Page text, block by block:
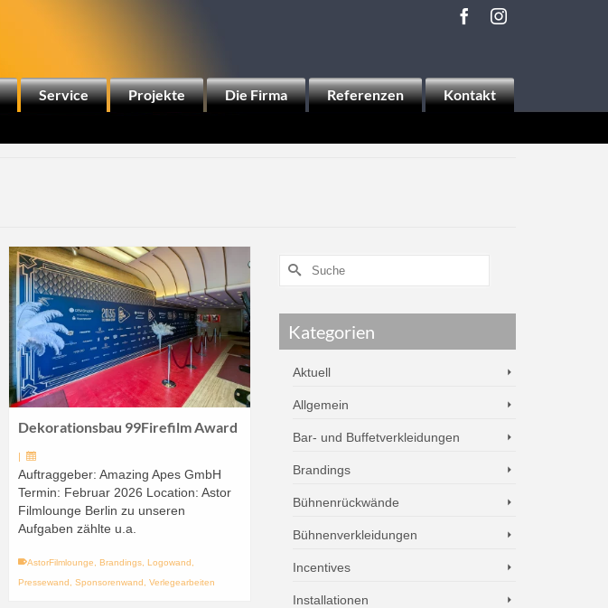
Service Projekte Die Firma Referenzen Kontakt
Dekorationsbau 99Firefilm Award
|
Auftraggeber: Amazing Apes GmbH
Termin: Februar 2026 Location: Astor
Filmlounge Berlin zu unseren
Aufgaben zählte u.a.
AstorFilmlounge ,Brandings ,Logowand
Pressewand
,Sponsorenwand ,Verlegearbeiten
Kategorien
Aktuell
Allgemein
Bar- und Buffetverkleidungen
Brandings
Bühnenrückwände
Bühnenverkleidungen
Incentives
Installationen